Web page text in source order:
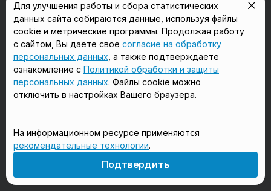
в Сергиевом Посаде в Люберцах
в Красногорске в Королёве
в Домодедово в Щёлково
18+
Мы в соцсетях
Для улучшения работы и сбора статистических
данных сайта собираются данные, используя файлы
cookie и метрические программы. Продолжая работу
с сайтом, Вы даете свое согласие на обработку
персональных данных , а также подтверждаете
ознакомление с Политикой обработки и защиты
персональных данных. Файлы cookie можно
отключить в настройках Вашего браузера.
На информационном ресурсе применяются
рекомендательные технологии.
Подтвердить